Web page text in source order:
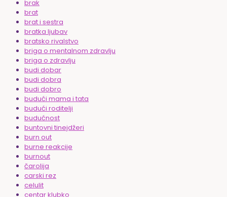
brak
brat
brat i sestra
bratka ljubav
bratsko rivalstvo
briga o mentalnom zdravlju
briga o zdravlju
budi dobar
budi dobra
budi dobro
budući mama i tata
budući roditelji
budućnost
buntovni tinejdžeri
burn out
burne reakcije
burnout
čarolija
carski rez
celulit
centar klubko